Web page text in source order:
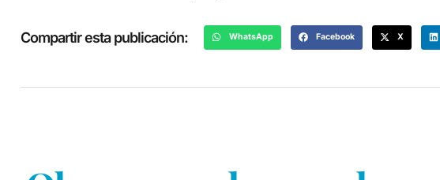
Compartir esta publicación: WhatsApp Facebook X